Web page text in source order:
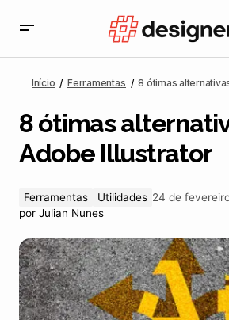
Início Ferramentas 8 ótimas
8 ótimas
Adobe Illustrator
Ferramentas Utilidades 24 de
por Julian Nunes